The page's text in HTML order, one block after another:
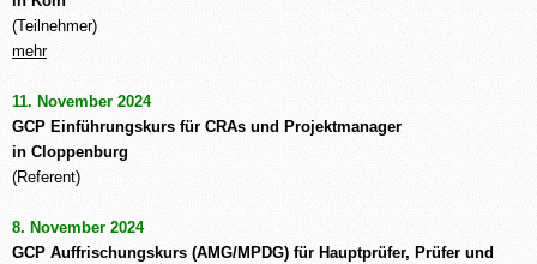
(Teilnehmer)
mehr
11. November 2024
GCP Einführungskurs für CRAs und Projektmanager
in Cloppenburg
(Referent)
8. November 2024
GCP Auffrischungskurs (AMG/MPDG) für Hauptprüfer, Prüfer und